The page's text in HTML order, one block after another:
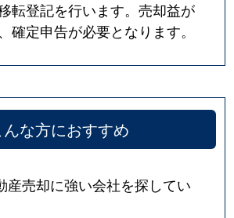
転登記を行います。売却益が
確定申告が必要となります。
んな方におすすめ
産売却に強い会社を探してい